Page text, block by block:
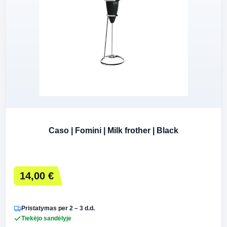
Caso | Fomini | Milk frother | Black
14,00 €
Pristatymas per 2 – 3 d.d.
Tiekėjo sandėlyje